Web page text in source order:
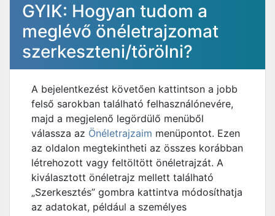
GYIK: Hogyan tudom a
meglévő önéletrajzomat
szerkeszteni/törölni?
A bejelentkezést követően kattintson a jobb
felső sarokban található felhasználónevére,
majd a megjelenő legördülő menüből
válassza az Önéletrajzaim menüpontot. Ezen
az oldalon megtekintheti az összes korábban
létrehozott vagy feltöltött önéletrajzát. A
kiválasztott önéletrajz mellett található
„Szerkesztés” gombra kattintva módosíthatja
az adatokat, például a személyes